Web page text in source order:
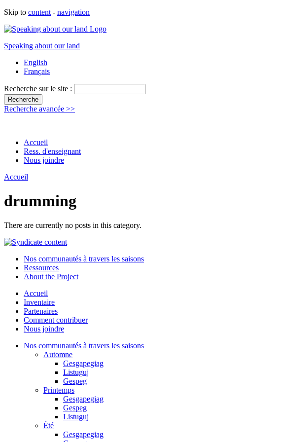
Skip to content - navigation
Speaking about our land
English
Français
Recherche sur le site :
Recherche avancée >>
Accueil
Ress. d'enseignant
Nous joindre
Accueil
drumming
There are currently no posts in this category.
Nos communautés à travers les saisons
Ressources
About the Project
Accueil
Inventaire
Partenaires
Comment contribuer
Nous joindre
Nos communautés à travers les saisons
Automne
Gesgapegiag
Listuguj
Gespeg
Printemps
Gesgapegiag
Gespeg
Listuguj
Été
Gesgapegiag